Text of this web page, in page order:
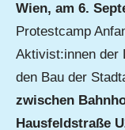
Wien, am 6.
Protestcamp
Aktivist:innen der
den Bau der
zwischen
Hausfeldstraße